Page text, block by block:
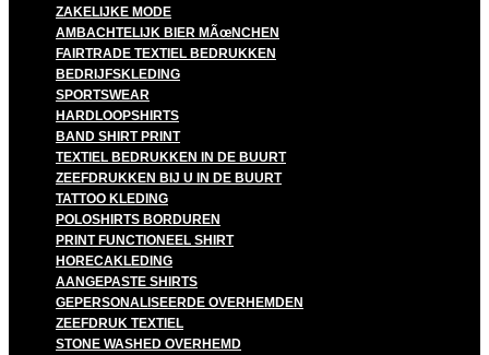
ZAKELIJKE MODE
AMBACHTELIJK BIER MÃœNCHEN
FAIRTRADE TEXTIEL BEDRUKKEN
BEDRIJFSKLEDING
SPORTSWEAR
HARDLOOPSHIRTS
BAND SHIRT PRINT
TEXTIEL BEDRUKKEN IN DE BUURT
ZEEFDRUKKEN BIJ U IN DE BUURT
TATTOO KLEDING
POLOSHIRTS BORDUREN
PRINT FUNCTIONEEL SHIRT
HORECAKLEDING
AANGEPASTE SHIRTS
GEPERSONALISEERDE OVERHEMDEN
ZEEFDRUK TEXTIEL
STONE WASHED OVERHEMD